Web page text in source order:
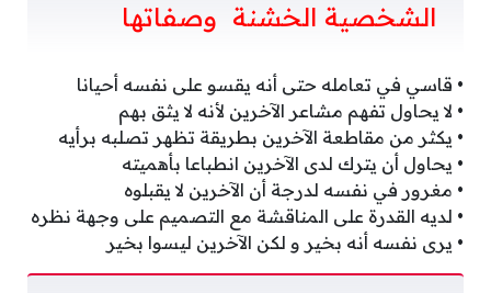
الشخصية الخشنة وصفاتها
• قاسي في تعامله حتى أنه يقسو على نفسه أحيانا
• لا يحاول تفهم مشاعر الآخرين لأنه لا يثق بهم
• يكثر من مقاطعة الآخرين بطريقة تظهر تصلبه برأيه
• يحاول أن يترك لدى الآخرين انطباعا بأهميته
• مغرور في نفسه لدرجة أن الآخرين لا يقبلوه
• لديه القدرة على المناقشة مع التصميم على وجهة نظره
• يرى نفسه أنه بخير و لكن الآخرين ليسوا بخير